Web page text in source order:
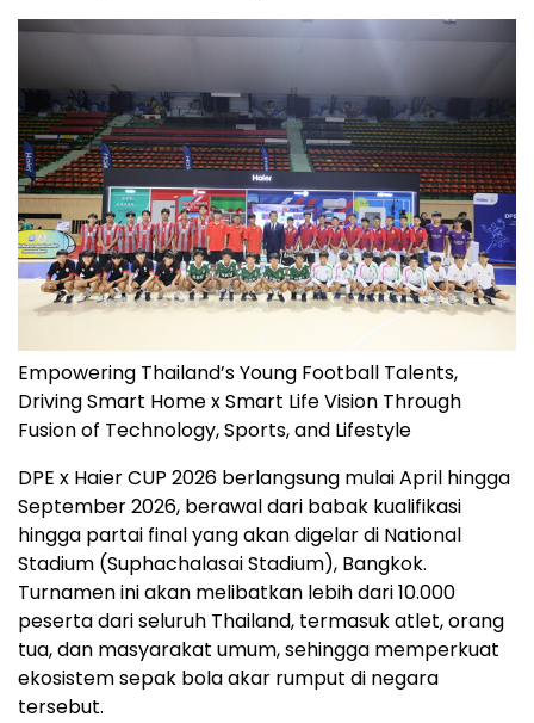
Empowering Thailand’s Young Football Talents,
Driving Smart Home x Smart Life Vision Through
Fusion of Technology, Sports, and Lifestyle
DPE x Haier CUP 2026 berlangsung mulai April hingga
September 2026, berawal dari babak kualifikasi
hingga partai final yang akan digelar di National
Stadium (Suphachalasai Stadium), Bangkok.
Turnamen ini akan melibatkan lebih dari 10.000
peserta dari seluruh Thailand, termasuk atlet, orang
tua, dan masyarakat umum, sehingga memperkuat
ekosistem sepak bola akar rumput di negara
tersebut.